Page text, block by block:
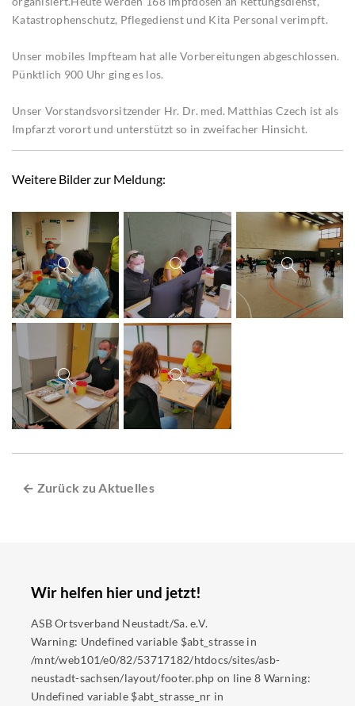
Katastrophenschutz, Pflegedienst und Kita Personal verimpft.
Unser mobiles Impfteam hat alle Vorbereitungen abgeschlossen.
Pünktlich 900 Uhr ging es los.
Unser Vorstandsvorsitzender Hr. Dr. med. Matthias Czech ist als
Impfarzt vorort und unterstützt so in zweifacher Hinsicht.
Weitere Bilder zur Meldung:
← Zurück zu Aktuelles
Wir helfen hier und jetzt!
ASB Ortsverband Neustadt/Sa. e.V.
Warning: Undefined variable $abt_strasse in
/mnt/web101/e0/82/53717182/htdocs/sites/asb-
neustadt-sachsen/layout/footer.php on line 8 Warning:
Undefined variable $abt_strasse_nr in